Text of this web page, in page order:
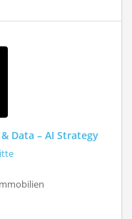
Data – AI Strategy